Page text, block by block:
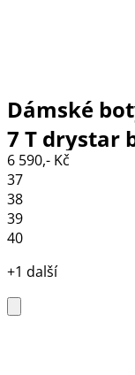
Dámské
7 T drystar
6 590,- Kč
37
38
39
40
+1 další